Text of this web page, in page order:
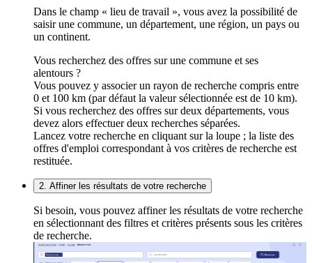
Dans le champ « lieu de travail », vous avez la possibilité de
saisir une commune, un département, une région, un pays ou
un continent.
Vous recherchez des offres sur une commune et ses
alentours ?
Vous pouvez y associer un rayon de recherche compris entre
0 et 100 km (par défaut la valeur sélectionnée est de 10 km).
Si vous recherchez des offres sur deux départements, vous
devez alors effectuer deux recherches séparées.
Lancez votre recherche en cliquant sur la loupe ; la liste des
offres d'emploi correspondant à vos critères de recherche est
restituée.
2. Affiner les résultats de votre recherche
Si besoin, vous pouvez affiner les résultats de votre recherche
en sélectionnant des filtres et critères présents sous les critères
de recherche.